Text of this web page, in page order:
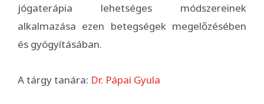
jógaterápia lehetséges módszereinek
alkalmazása ezen betegségek megelőzésében
és gyógyításában.
A tárgy tanára: Dr. Pápai Gyula